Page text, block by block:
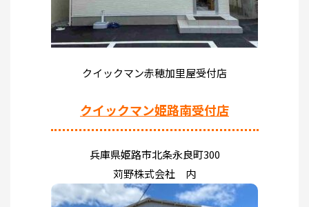
クイックマン赤穂加里屋受付店
クイックマン姫路南受付店
兵庫県姫路市北条永良町300
苅野株式会社 内